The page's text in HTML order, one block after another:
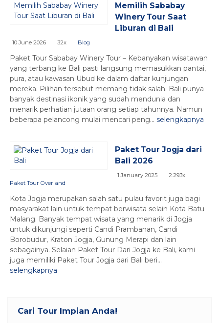
Memilih Sababay
Winery Tour Saat
Liburan di Bali
10 June 2026 32x Blog
Paket Tour Sababay Winery Tour – Kebanyakan wisatawan
yang terbang ke Bali pasti langsung memasukkan pantai,
pura, atau kawasan Ubud ke dalam daftar kunjungan
mereka. Pilihan tersebut memang tidak salah. Bali punya
banyak destinasi ikonik yang sudah mendunia dan
menarik perhatian jutaan orang setiap tahunnya. Namun
beberapa pelancong mulai mencari peng... selengkapnya
Paket Tour Jogja dari
Bali 2026
1 January 2025
2.293x
Paket Tour Overland
Kota Jogja merupakan salah satu pulau favorit juga bagi
masyarakat lain untuk tempat berwisata selain Kota Batu
Malang. Banyak tempat wisata yang menarik di Jogja
untuk dikunjungi seperti Candi Prambanan, Candi
Borobudur, Kraton Jogja, Gunung Merapi dan lain
sebagainya. Selaian Paket Tour Dari Jogja ke Bali, kami
juga memiliki Paket Tour Jogja dari Bali beri...
selengkapnya
Cari Tour Impian Anda!